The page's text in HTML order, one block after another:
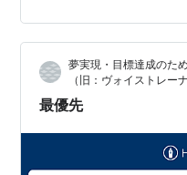
夢実現・目標達成のた
（旧：ヴォイストレー
最優先